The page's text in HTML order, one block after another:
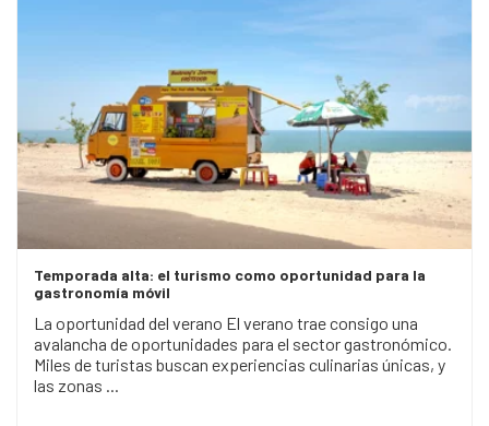
Temporada alta: el turismo como oportunidad para la
gastronomía móvil
La oportunidad del verano El verano trae consigo una
avalancha de oportunidades para el sector gastronómico.
Miles de turistas buscan experiencias culinarias únicas, y
las zonas ...